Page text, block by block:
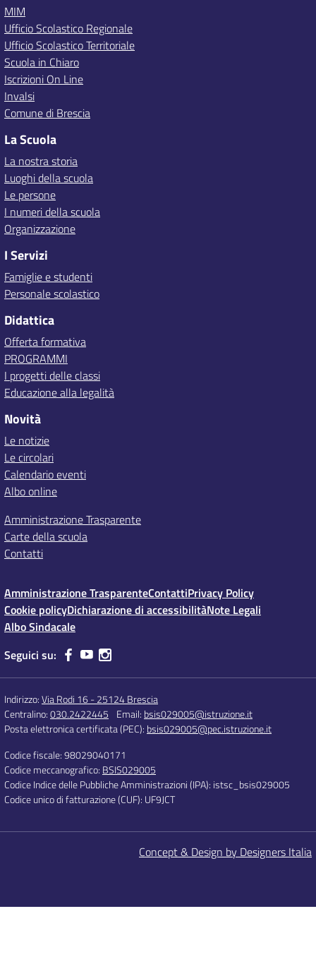
MIM
Ufficio Scolastico Regionale
Ufficio Scolastico Territoriale
Scuola in Chiaro
Iscrizioni On Line
Invalsi
Comune di Brescia
La Scuola
La nostra storia
Luoghi della scuola
Le persone
I numeri della scuola
Organizzazione
I Servizi
Famiglie e studenti
Personale scolastico
Didattica
Offerta formativa
PROGRAMMI
I progetti delle classi
Educazione alla legalità
Novità
Le notizie
Le circolari
Calendario eventi
Albo online
Amministrazione Trasparente
Carte della scuola
Contatti
Amministrazione TrasparenteContattiPrivacy Policy
Cookie policyDichiarazione di accessibilitàNote Legali
Albo Sindacale
Seguici su:
Indirizzo:Via Rodi 16 - 25124 Brescia
Centralino:030.2422445 Email: bsis029005@istruzione.it
Posta elettronica certificata (PEC): bsis029005@pec.istruzione.it
Codice fiscale: 98029040171
Codice meccanografico: BSIS029005
Codice Indice delle Pubbliche Amministrazioni (IPA): istsc_bsis029005
Codice unico di fatturazione (CUF): UF9JCT
Concept & Design by Designers Italia